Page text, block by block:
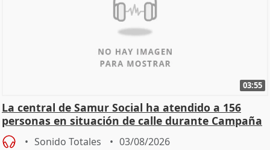
03:55
La central de Samur Social ha atendido a 156
personas en situación de calle durante Campaña
de Calor
Sonido Totales 03/08/2026